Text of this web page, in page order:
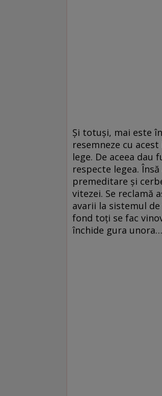
Şi totuşi, mai este
resemneze cu
lege. De aceea dau
respecte legea.
premeditare şi
vitezei. Se reclamă
avarii la sistemul
fond toţi se fac
închide gura unora…